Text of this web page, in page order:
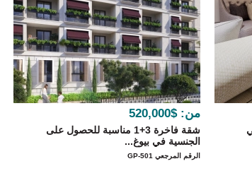
من: $520,000
شقة فاخرة 3+1 مناسبة للحصول على
الجنسية في بيوغ...
الرقم المرجعي GP-501